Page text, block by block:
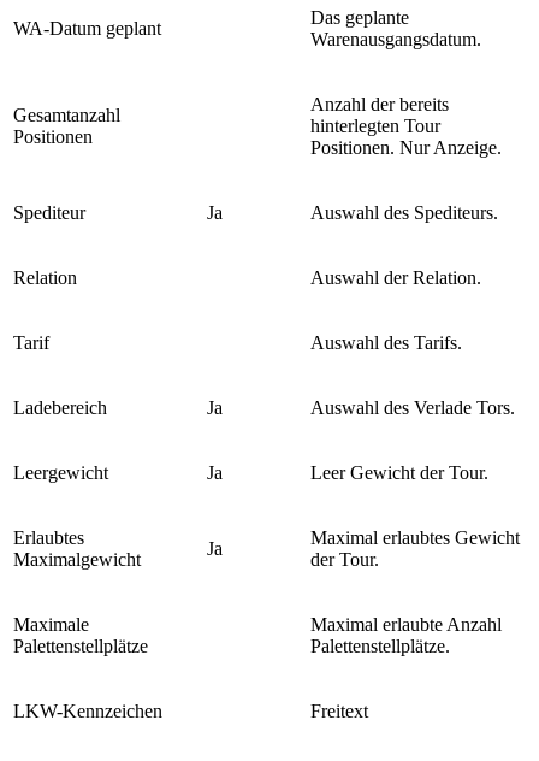
WA-Datum geplant
Das geplante
Warenausgangsdatum.
Gesamtanzahl
Positionen
Anzahl der bereits
hinterlegten Tour
Positionen. Nur Anzeige.
Spediteur Ja Auswahl des Spediteurs.
Relation Auswahl der Relation.
Tarif Auswahl des Tarifs.
Ladebereich Ja Auswahl des Verlade Tors.
Leergewicht Ja Leer Gewicht der Tour.
Erlaubtes
Maximalgewicht
Ja
Maximal erlaubtes Gewicht
der Tour.
Maximale
Palettenstellplätze
Maximal erlaubte Anzahl
Palettenstellplätze.
LKW-Kennzeichen Freitext